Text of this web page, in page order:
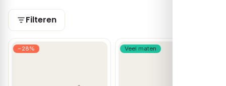
Filteren
−28% Veel maten